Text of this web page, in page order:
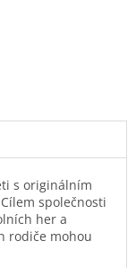
s originálním
společnosti
her a
rodiče mohou